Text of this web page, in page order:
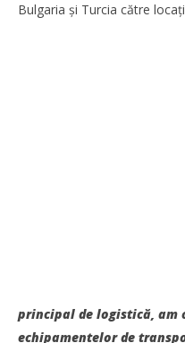
Noua conexiune ferry
dezvoltarea
Bulgaria și Turcia către
principal de logistică, am
echipamentelor de